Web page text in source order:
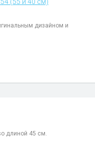
дизайном и
длиной 45 см.